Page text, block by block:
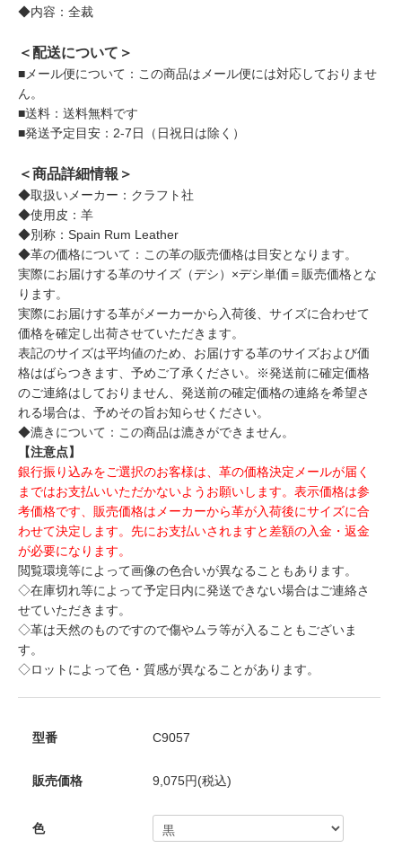
◆内容：全裁
＜配送について＞
■メール便について：この商品はメール便には対応しておりませ
ん。
■送料：送料無料です
■発送予定目安：2-7日（日祝日は除く）
＜商品詳細情報＞
◆取扱いメーカー：クラフト社
◆使用皮：羊
◆別称：Spain Rum Leather
◆革の価格について：この革の販売価格は目安となります。
実際にお届けする革のサイズ（デシ）×デシ単価＝販売価格とな
ります。
実際にお届けする革がメーカーから入荷後、サイズに合わせて
価格を確定し出荷させていただきます。
表記のサイズは平均値のため、お届けする革のサイズおよび価
格はばらつきます、予めご了承ください。※発送前に確定価格
のご連絡はしておりません、発送前の確定価格の連絡を希望さ
れる場合は、予めその旨お知らせください。
◆漉きについて：この商品は漉きができません。
【注意点】
銀行振り込みをご選択のお客様は、革の価格決定メールが届く
まではお支払いいただかないようお願いします。表示価格は参
考価格です、販売価格はメーカーから革が入荷後にサイズに合
わせて決定します。先にお支払いされますと差額の入金・返金
が必要になります。
閲覧環境等によって画像の色合いが異なることもあります。
◇在庫切れ等によって予定日内に発送できない場合はご連絡さ
せていただきます。
◇革は天然のものですので傷やムラ等が入ることもございま
す。
◇ロットによって色・質感が異なることがあります。
型番 C9057
販売価格 9,075円(税込)
色